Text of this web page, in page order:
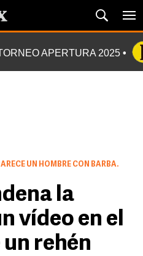
APERTURA 2025
UN HOMBRE CON BARBA.
la
vídeo en el
rehén